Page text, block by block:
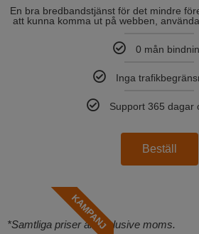
En bra bredbandstjänst för det mindre
att kunna komma ut på webben,
0 mån
Inga
Support 365 dagar
Beställ
KAMPANJ
*Samtliga priser är exklusive moms.